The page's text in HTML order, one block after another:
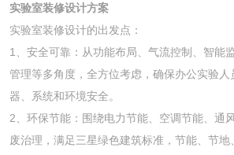
实验室装修设计方案
实验室装修设计的出发点：
1、安全可靠：从功能布局、气流控制、智能
管理等多角度，全方位考虑，确保办公实验人
器、系统和环境安全。
2、环保节能：围绕电力节能、空调节能、通
废治理，满足三星绿色建筑标准，节能、节